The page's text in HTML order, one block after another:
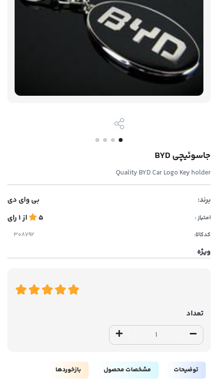
جاسوئیچی BYD
Quality BYD Car Logo Key holder
برند: بی وای دی
امتیاز : 5 از1رای
کدکالا:
ویژه
تعداد
توضیحات مشخصات محصول بازخوردها